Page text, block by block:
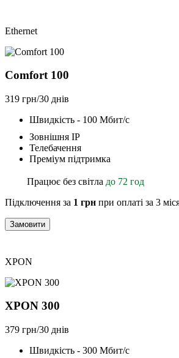
Ethernet
Comfort 100
319 грн/30 днів
Швидкість - 100 Мбит/с
Зовнішня ІР
Телебачення
Преміум підтримка
Працює без світла до 72 год
Підключення за 1 грн при оплаті за 3
Замовити
XPON
XPON 300
379 грн/30 днів
Швидкість - 300 Мбит/с